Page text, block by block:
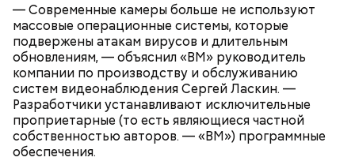
— Современные камеры больше не используют
массовые операционные системы, которые
подвержены атакам вирусов и длительным
обновлениям, — объяснил «ВМ» руководитель
компании по производству и обслуживанию
систем видеонаблюдения Сергей Ласкин. —
Разработчики устанавливают исключительные
проприетарные (то есть являющиеся частной
собственностью авторов. —«ВМ») программные
обеспечения.